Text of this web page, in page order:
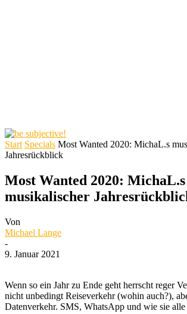
Start Specials Most Wanted 2020: MichaL.s
Jahresrückblick
Most Wanted 2020: MichaL.s
musikalischer
Von
Michael Lange
-
9. Januar 2021
Wenn so ein Jahr zu Ende geht herrscht reger
nicht unbedingt Reiseverkehr (wohin auch?),
Datenverkehr. SMS, WhatsApp und wie sie alle